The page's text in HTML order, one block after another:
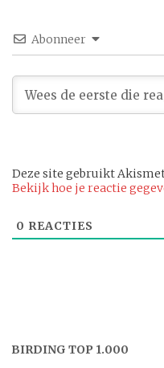
Abonneer
Deze site gebruikt
Bekijk hoe je reactie
0 REACTIES
BIRDING TOP 1.000